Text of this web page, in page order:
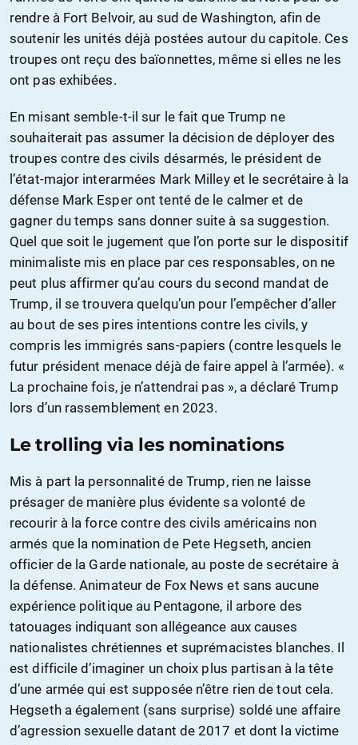
rendre à Fort Belvoir, au sud de Washington, afin de
soutenir les unités déjà postées autour du capitole. Ces
troupes ont reçu des baïonnettes, même si elles ne les
ont pas exhibées.
En misant semble-t-il sur le fait que Trump ne
souhaiterait pas assumer la décision de déployer des
troupes contre des civils désarmés, le président de
l’état-major interarmées Mark Milley et le secrétaire à la
défense Mark Esper ont tenté de le calmer et de
gagner du temps sans donner suite à sa suggestion.
Quel que soit le jugement que l’on porte sur le dispositif
minimaliste mis en place par ces responsables, on ne
peut plus affirmer qu’au cours du second mandat de
Trump, il se trouvera quelqu’un pour l’empêcher d’aller
au bout de ses pires intentions contre les civils, y
compris les immigrés sans-papiers (contre lesquels le
futur président menace déjà de faire appel à l’armée). «
La prochaine fois, je n’attendrai pas », a déclaré Trump
lors d’un rassemblement en 2023.
Le trolling via les nominations
Mis à part la personnalité de Trump, rien ne laisse
présager de manière plus évidente sa volonté de
recourir à la force contre des civils américains non
armés que la nomination de Pete Hegseth, ancien
officier de la Garde nationale, au poste de secrétaire à
la défense. Animateur de Fox News et sans aucune
expérience politique au Pentagone, il arbore des
tatouages indiquant son allégeance aux causes
nationalistes chrétiennes et suprémacistes blanches. Il
est difficile d’imaginer un choix plus partisan à la tête
d’une armée qui est supposée n’être rien de tout cela.
Hegseth a également (sans surprise) soldé une affaire
d’agression sexuelle datant de 2017 et dont la victime